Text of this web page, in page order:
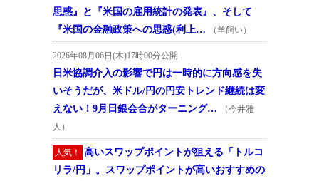
思惑』と『米国の雇用統計の発表』、そして
『米国の金融政策への思惑(利上…
（羊飼い）
2026年08月06日(木)17時00分公開
日米協調介入の影響で円は一時的に方向感を失
いそうだが、米ドル/円の円安トレンド継続は変
えない！9月日銀会合がターニング…
（今井雅
人）
人気！
高いスワップポイントが狙える「トルコ
リラ/円」。スワップポイントが高いおすすめの